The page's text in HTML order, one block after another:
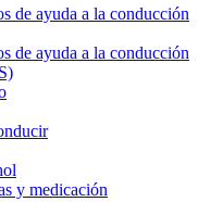
de ayuda a la conducción
de ayuda a la conducción
y medicación